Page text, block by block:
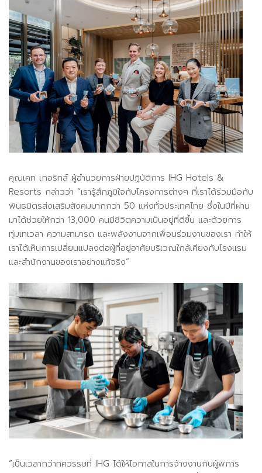
คุณเคท เกอริทส์ ผู้อำนวยการฝ่ายปฏิบัติการ IHG Hotels &
Resorts กล่าวว่า “เรารู้สึกภูมิใจกับโครงการต่างๆ ที่เราได้ร่วมมือกับ
พันธมิตรส่งเสริมสังคมมากกว่า 50 แห่งทั่วประเทศไทย ซึ่งในปีที่ผ่าน
มาได้ช่วยให้กว่า 13,000 คนมีชีวิตความเป็นอยู่ที่ดีขึ้น และด้วยการ
ทุ่มเทเวลา ความสามารถ และพลังงานจากเพื่อนร่วมงานของเรา ทำให้
เราได้เห็นการเปลี่ยนแปลงต่อผู้ที่อยู่อาศัยบริเวณใกล้เคียงกับโรงแรม
และสำนักงานของเราอย่างแท้จริง”
“เป็นเวลากว่าทศวรรษที่ IHG ได้ให้โอกาสในการจ้างงานกับผู้พิการ